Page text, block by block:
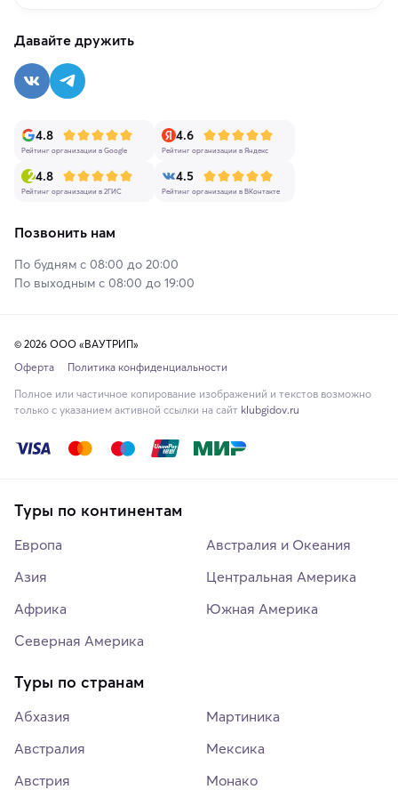
Давайте дружить
4.8
Рейтинг организации в Google
4.6
Рейтинг организации в Яндекс
4.8
Рейтинг организации в 2ГИС
4.5
Рейтинг организации в ВКонтакте
Позвонить нам
По будням с 08:00 до 20:00
По выходным с 08:00 до 19:00
© 2026 ООО «ВАУТРИП»
Оферта
Политика конфиденциальности
Полное или частичное копирование изображений и текстов возможно
только с указанием активной ссылки на сайт klubgidov.ru
Туры по континентам
Европа
Азия
Африка
Северная Америка
Австралия и Океания
Центральная Америка
Южная Америка
Туры по странам
Абхазия
Австралия
Австрия
Мартиника
Мексика
Монако